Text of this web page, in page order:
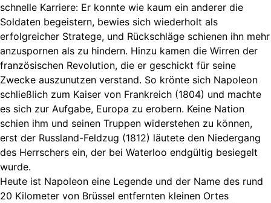
schnelle Karriere: Er konnte wie kaum ein anderer die
Soldaten begeistern, bewies sich wiederholt als
erfolgreicher Stratege, und Rückschläge schienen ihn mehr
anzuspornen als zu hindern. Hinzu kamen die Wirren der
französischen Revolution, die er geschickt für seine
Zwecke auszunutzen verstand. So krönte sich Napoleon
schließlich zum Kaiser von Frankreich (1804) und machte
es sich zur Aufgabe, Europa zu erobern. Keine Nation
schien ihm und seinen Truppen widerstehen zu können,
erst der Russland-Feldzug (1812) läutete den Niedergang
des Herrschers ein, der bei Waterloo endgültig besiegelt
wurde.
Heute ist Napoleon eine Legende und der Name des rund
20 Kilometer von Brüssel entfernten kleinen Ortes